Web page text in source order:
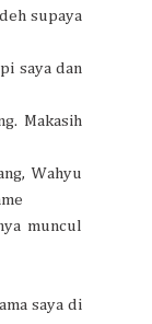
supaya
saya dan
Makasih
Wahyu
muncul
saya di